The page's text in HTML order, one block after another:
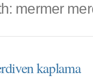
mermer
kaplama